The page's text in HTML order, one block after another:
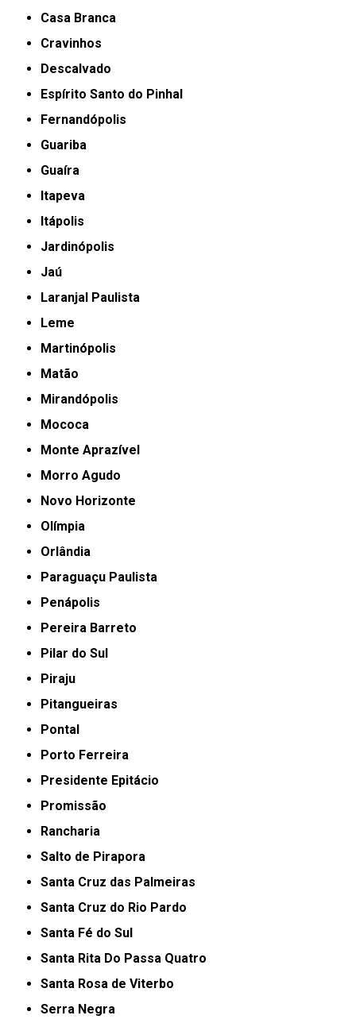
Casa Branca
Cravinhos
Descalvado
Espírito Santo do Pinhal
Fernandópolis
Guariba
Guaíra
Itapeva
Itápolis
Jardinópolis
Jaú
Laranjal Paulista
Leme
Martinópolis
Matão
Mirandópolis
Mococa
Monte Aprazível
Morro Agudo
Novo Horizonte
Olímpia
Orlândia
Paraguaçu Paulista
Penápolis
Pereira Barreto
Pilar do Sul
Piraju
Pitangueiras
Pontal
Porto Ferreira
Presidente Epitácio
Promissão
Rancharia
Salto de Pirapora
Santa Cruz das Palmeiras
Santa Cruz do Rio Pardo
Santa Fé do Sul
Santa Rita Do Passa Quatro
Santa Rosa de Viterbo
Serra Negra